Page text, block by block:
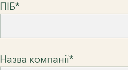
ПІБ*
Назва компанії*